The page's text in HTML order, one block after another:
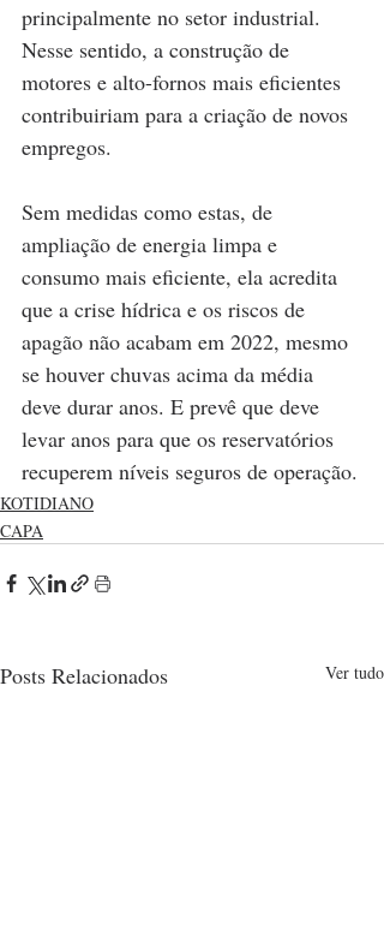
principalmente no setor industrial.
Nesse sentido, a construção de
motores e alto-fornos mais eficientes
contribuiriam para a criação de novos
empregos.
Sem medidas como estas, de
ampliação de energia limpa e
consumo mais eficiente, ela acredita
que a crise hídrica e os riscos de
apagão não acabam em 2022, mesmo
se houver chuvas acima da média
deve durar anos. E prevê que deve
levar anos para que os reservatórios
recuperem níveis seguros de operação.
KOTIDIANO
CAPA
Posts Relacionados Ver tudo